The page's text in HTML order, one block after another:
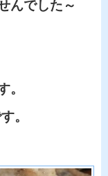
んでした～
。
。